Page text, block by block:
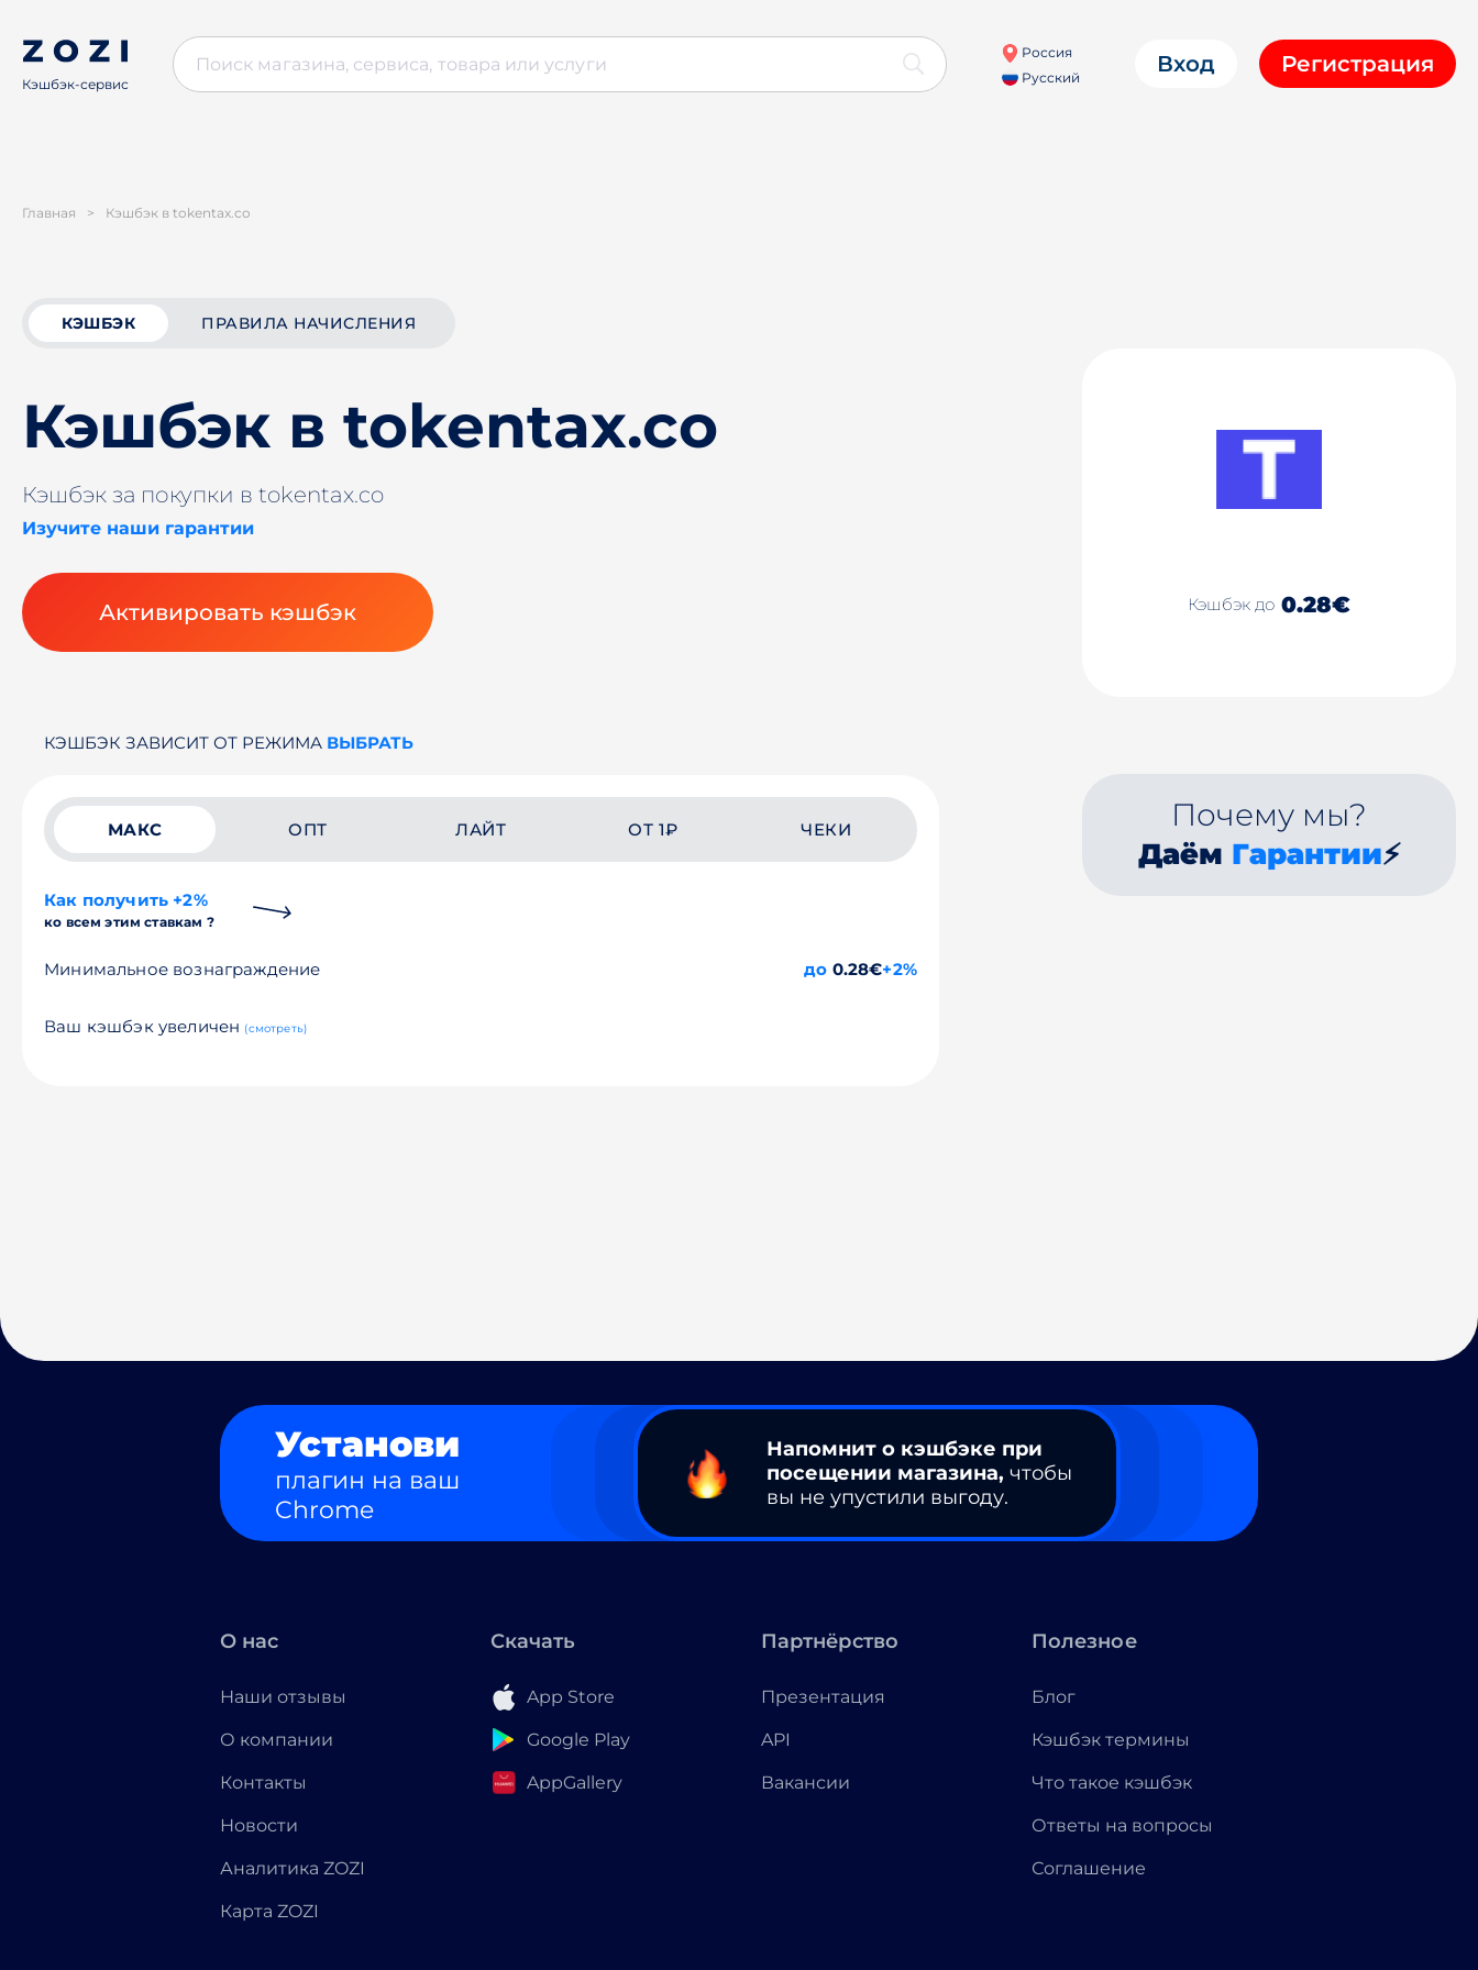
Кэшбэк-сервис
Россия
Русский
Вход Регистрация
Главная > Кэшбэк в tokentax.co
КЭШБЭК ПРАВИЛА НАЧИСЛЕНИЯ
Кэшбэк в tokentax.co
Кэшбэк за покупки в tokentax.co
Изучите наши гарантии
Активировать кэшбэк Кэшбэк до 0.28€
КЭШБЭК ЗАВИСИТ ОТ РЕЖИМА ВЫБРАТЬ
МАКС ОПТ ЛАЙТ ОТ 1₽ ЧЕКИ
Как получить +2%
ко всем этим ставкам ?
Минимальное вознаграждение до 0.28€+2%
Ваш кэшбэк увеличен (смотреть)
Почему мы?
Даём Гарантии⚡
Установи
плагин на ваш
Chrome
Напомнит о кэшбэке при
посещении магазина, чтобы
вы не упустили выгоду.
О нас
Наши отзывы
О компании
Контакты
Новости
Аналитика ZOZI
Карта ZOZI
Скачать
App Store
Google Play
AppGallery
Партнёрство
Презентация
API
Вакансии
Полезное
Блог
Кэшбэк термины
Что такое кэшбэк
Ответы на вопросы
Соглашение